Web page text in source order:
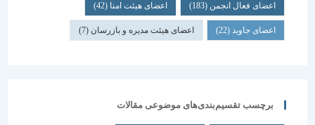
اعضای فعال انجمن(183) اعضای هیئت امنا(42)
اعضای جاوید(22) اعضای هیئت مدیره و بازرسان(7)
برچسب تقسیم‌بندی‌های موضوعی مقالات